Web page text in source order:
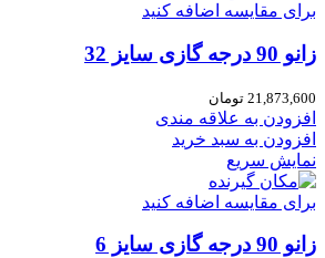
برای مقایسه اضافه کنید
زانو 90 درجه گازی سایز 32
21,873,600 تومان
افزودن به علاقه مندی
افزودن به سبد خرید
نمایش سریع
برای مقایسه اضافه کنید
زانو 90 درجه گازی سایز 6